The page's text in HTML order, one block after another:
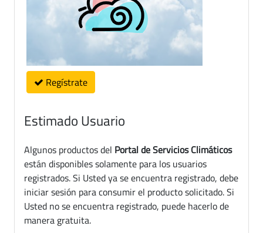
Regístrate
Estimado Usuario
Algunos productos del Portal de Servicios Climáticos
están disponibles solamente para los usuarios
registrados. Si Usted ya se encuentra registrado, debe
iniciar sesión para consumir el producto solicitado. Si
Usted no se encuentra registrado, puede hacerlo de
manera gratuita.